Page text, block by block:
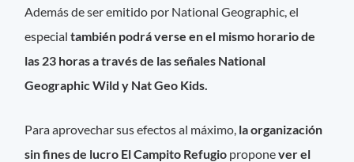
Además de ser emitido por National Geographic, el
especialtambién podrá verse en el mismo horario de
las 23 horas a través de las señales National
Geographic Wild y Nat Geo Kids.
Para aprovechar sus efectos al máximo, la organización
sin fines de lucro El Campito Refugio proponever el